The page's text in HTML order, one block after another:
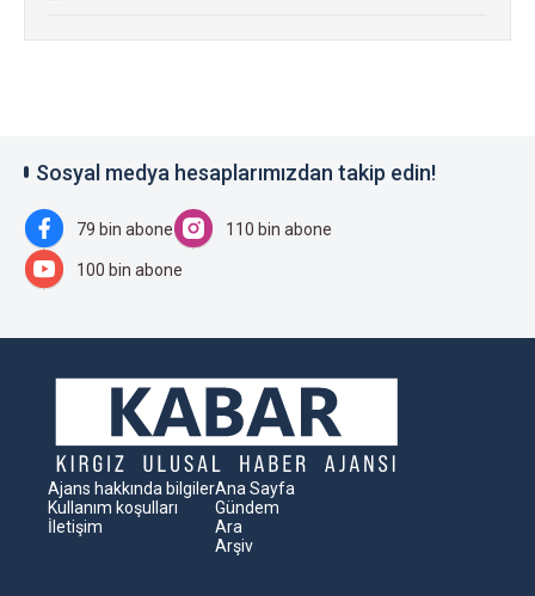
Sosyal medya hesaplarımızdan takip edin!
79 bin abone 110 bin abone
100 bin abone
Ajans hakkında bilgiler
Kullanım koşulları
İletişim
Ana Sayfa
Gündem
Ara
Arşiv